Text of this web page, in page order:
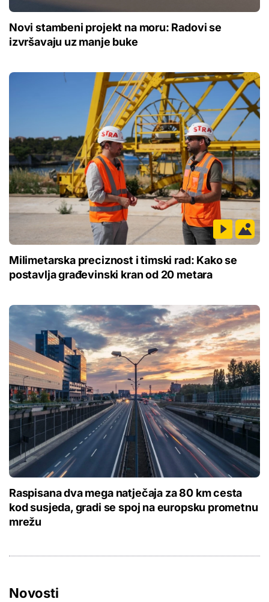
Novi stambeni projekt na moru: Radovi se
izvršavaju uz manje buke
Milimetarska preciznost i timski rad: Kako se
postavlja građevinski kran od 20 metara
Raspisana dva mega natječaja za 80 km cesta
kod susjeda, gradi se spoj na europsku prometnu
mrežu
Novosti